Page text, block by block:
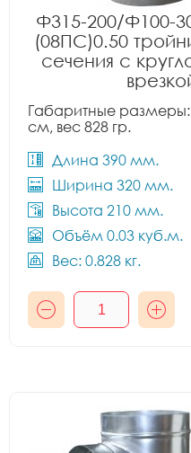
Ф315-200/Ф100-
(08ПС)0.50
сечения с
Габаритные размеры:
см, вес 828 гр.
Длина 390 мм.
Ширина 320 мм.
Высота 210 мм.
Объём 0.03 куб.м.
Вес: 0.828 кг.